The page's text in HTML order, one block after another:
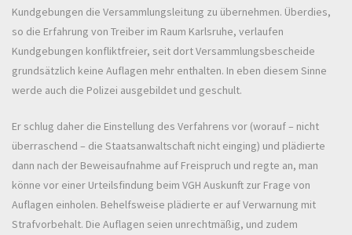
Kundgebungen die Versammlungsleitung zu übernehmen. Überdies,
so die Erfahrung von Treiber im Raum Karlsruhe, verlaufen
Kundgebungen konfliktfreier, seit dort Versammlungsbescheide
grundsätzlich keine Auflagen mehr enthalten. In eben diesem Sinne
werde auch die Polizei ausgebildet und geschult.
Er schlug daher die Einstellung des Verfahrens vor (worauf – nicht
überraschend – die Staatsanwaltschaft nicht einging) und plädierte
dann nach der Beweisaufnahme auf Freispruch und regte an, man
könne vor einer Urteilsfindung beim VGH Auskunft zur Frage von
Auflagen einholen. Behelfsweise plädierte er auf Verwarnung mit
Strafvorbehalt. Die Auflagen seien unrechtmäßig, und zudem